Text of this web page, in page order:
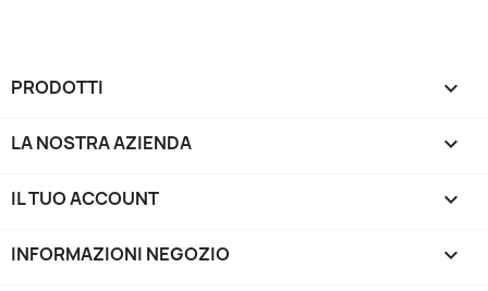
PRODOTTI 
LA NOSTRA AZIENDA 
IL TUO ACCOUNT 
INFORMAZIONI NEGOZIO keyboard_arrow_down